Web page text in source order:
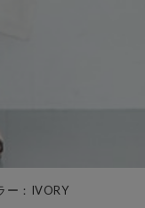
ー：IVORY